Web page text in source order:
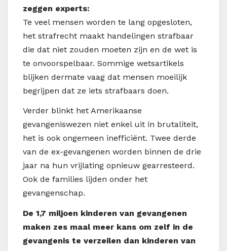
zeggen experts:
Te veel mensen worden te lang opgesloten,
het strafrecht maakt handelingen strafbaar
die dat niet zouden moeten zijn en de wet is
te onvoorspelbaar. Sommige wetsartikels
blijken dermate vaag dat mensen moeilijk
begrijpen dat ze iets strafbaars doen.
Verder blinkt het Amerikaanse
gevangeniswezen niet enkel uit in brutaliteit,
het is ook ongemeen inefficiënt. Twee derde
van de ex-gevangenen worden binnen de drie
jaar na hun vrijlating opnieuw gearresteerd.
Ook de families lijden onder het
gevangenschap.
De 1,7 miljoen kinderen van gevangenen
maken zes maal meer kans om zelf in de
gevangenis te verzeilen dan kinderen van